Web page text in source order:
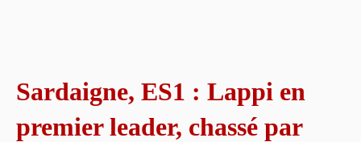
Sardaigne, ES1 : Lappi en
premier leader, chassé par